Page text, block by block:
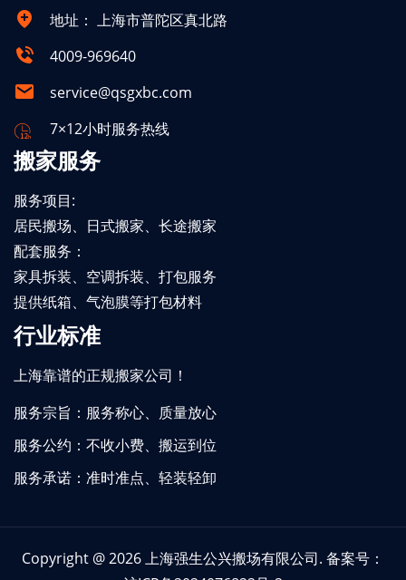
地址： 上海市普陀区真北路
4009-969640
service@qsgxbc.com
7×12小时服务热线
搬家服务
服务项目:
居民搬场、日式搬家、长途搬家
配套服务：
家具拆装、空调拆装、打包服务
提供纸箱、气泡膜等打包材料
行业标准
上海靠谱的正规搬家公司！
服务宗旨：服务称心、质量放心
服务公约：不收小费、搬运到位
服务承诺：准时准点、轻装轻卸
Copyright @ 2026上海强生公兴搬场有限公司. 备案号：